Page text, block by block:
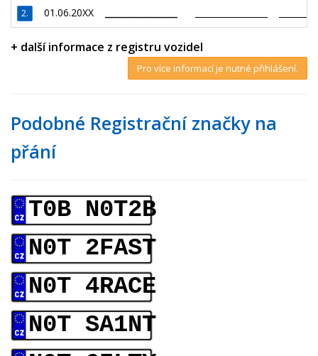
2. 01.06.20XX
+ další informace z registru vozidel
Pro více informací je nutné přihlášení.
Podobné Registrační značky na
přání
T0B N0T2B
N0T 2FAST
N0T 4RACE
N0T SA1NT